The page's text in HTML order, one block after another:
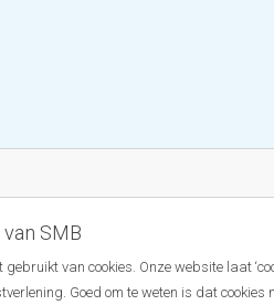
SMB
van cookies. Onze website laat
Goed om te weten is dat